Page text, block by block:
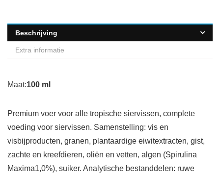
Beschrijving
Extra informatie
Maat:100 ml
Premium voer voor alle tropische siervissen, complete
voeding voor siervissen. Samenstelling: vis en
visbijproducten, granen, plantaardige eiwitextracten, gist,
zachte en kreefdieren, oliën en vetten, algen (Spirulina
Maxima1,0%), suiker. Analytische bestanddelen: ruwe